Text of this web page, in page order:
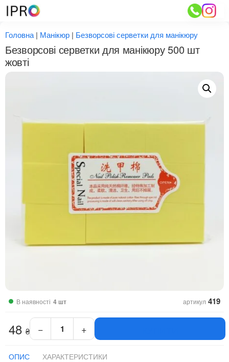
Перейти
до
Головна | Манікюр | Безворсові серветки для манікюру
Безворсові серветки для манікюру 500 шт
жовті
В наявності 4 шт артикул 419
48 ₴ −
Безворсові
для
+
ОПИС ХАРАКТЕРИСТИКИ